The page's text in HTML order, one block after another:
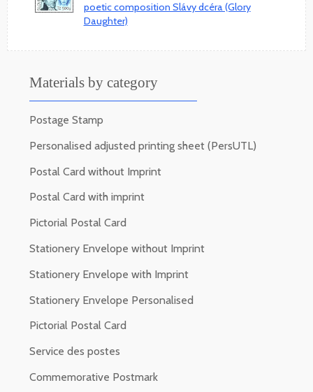
poetic composition Slávy dcéra (Glory
Daughter)
Materials by category
Postage Stamp
Personalised adjusted printing sheet (PersUTL)
Postal Card without Imprint
Postal Card with imprint
Pictorial Postal Card
Stationery Envelope without Imprint
Stationery Envelope with Imprint
Stationery Envelope Personalised
Pictorial Postal Card
Service des postes
Commemorative Postmark